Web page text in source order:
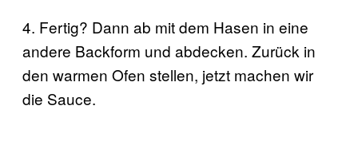
4. Fertig? Dann ab mit dem Hasen in eine
andere Backform und abdecken. Zurück in
den warmen Ofen stellen, jetzt machen wir
die Sauce.